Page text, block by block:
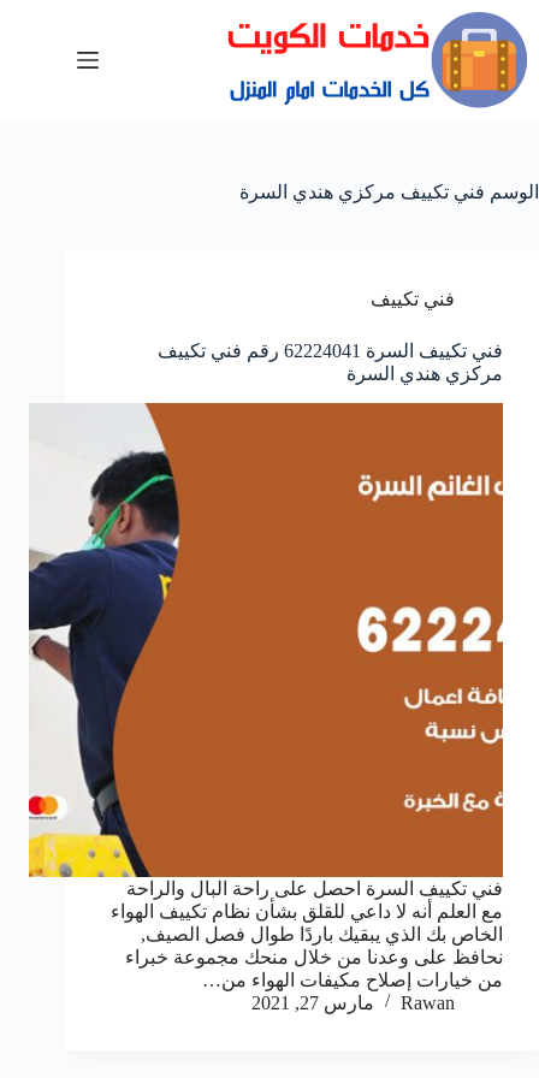
الوسم فني تكييف مركزي هندي السرة
فني تكييف
فني تكييف السرة 62224041 رقم فني تكييف
مركزي هندي السرة
فني تكييف السرة احصل على راحة البال والراحة
مع العلم أنه لا داعي للقلق بشأن نظام تكييف الهواء
الخاص بك الذي يبقيك باردًا طوال فصل الصيف,
نحافظ على وعدنا من خلال منحك مجموعة خبراء
من خيارات إصلاح مكيفات الهواء من…
Rawan
مارس 27, 2021